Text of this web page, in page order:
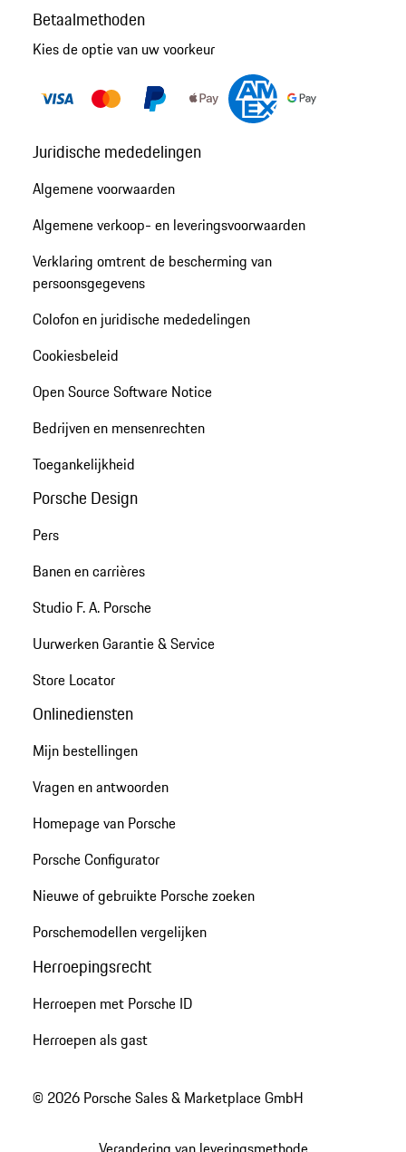
Betaalmethoden
Kies de optie van uw voorkeur
Juridische mededelingen
Algemene voorwaarden
Algemene verkoop- en leveringsvoorwaarden
Verklaring omtrent de bescherming van
persoonsgegevens
Colofon en juridische mededelingen
Cookiesbeleid
Open Source Software Notice
Bedrijven en mensenrechten
Toegankelijkheid
Porsche Design
Pers
Banen en carrières
Studio F. A. Porsche
Uurwerken Garantie & Service
Store Locator
Onlinediensten
Mijn bestellingen
Vragen en antwoorden
Homepage van Porsche
Porsche Configurator
Nieuwe of gebruikte Porsche zoeken
Porschemodellen vergelijken
Herroepingsrecht
Herroepen met Porsche ID
Herroepen als gast
© 2026 Porsche Sales & Marketplace GmbH